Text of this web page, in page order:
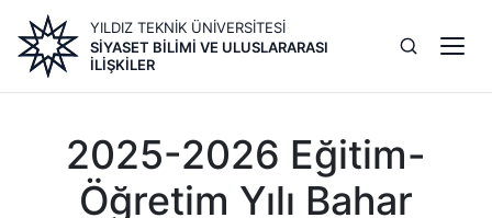
içeriğe
atla
YILDIZ TEKNİK ÜNİVERSİTESİ
SIYASET BILIMI VE ULUSLARARASI
İLIŞKILER
2025-2026 Eğitim-
Öğretim Yılı Bahar